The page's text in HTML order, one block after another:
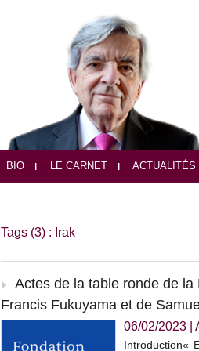
BIO LE CARNET ACTUALITÉS
Tags (3) : Irak
Actes de la table ronde de
Francis Fukuyama et de
06/02/2023
Introduction«